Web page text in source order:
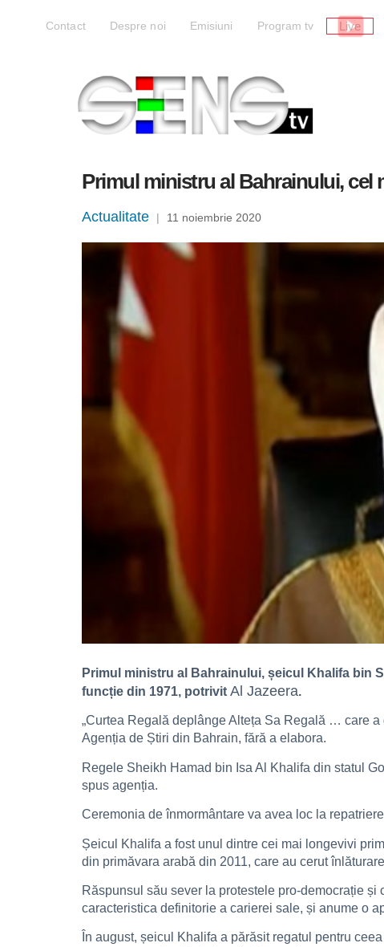
Contact Despre noi Emisiuni Program tv Live
Primul ministru al Bahrainului, cel
Actualitate | 11 noiembrie 2020
Primul ministru al Bahrainului, șeicul Khalifa bin
funcție din 1971, potrivit Al Jazeera.
„Curtea Regală deplânge Alteța Sa Regală … care
Agenția de Știri din Bahrain, fără a elabora.
Regele Sheikh Hamad bin Isa Al Khalifa din statul
spus agenția.
Ceremonia de înmormântare va avea loc la
Șeicul Khalifa a fost unul dintre cei mai longevivi
din primăvara arabă din 2011, care au cerut
Răspunsul său sever la protestele pro-democrație
caracteristica definitorie a carierei sale, și anume o
În august, șeicul Khalifa a părăsit regatul pentru